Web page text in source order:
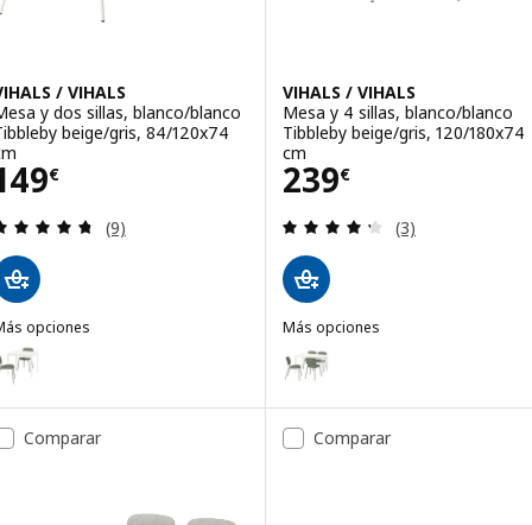
/ VIHALS
y dos sillas, blanco/blanco
beige/gris, 84/120x74
€ 149€
Revisa: 4.7 de 5 estrellas. Total opiniones:
(9)
opciones
/ VIHALS
VIHALS / VIHALS, Mesa y dos sillas, blanco/verde Tibbleby
VIHALS / VIHALS, Mesa y dos sillas, blanco/blanco, 84/
VIHALS / VIHALS
Mesa y 4 sillas, blanco/blanco
Tibbleby beige/gris, 120/180x74
cm
239€
Precio 239€
Revisa: 4.3 de
(3)
Más opciones
VIHALS / VIHALS
Opción: VIHALS / VIHALS,
Opción: VIHALS / VIHALS,
Opción: VIHALS / VIHALS,
Comparar Comparar